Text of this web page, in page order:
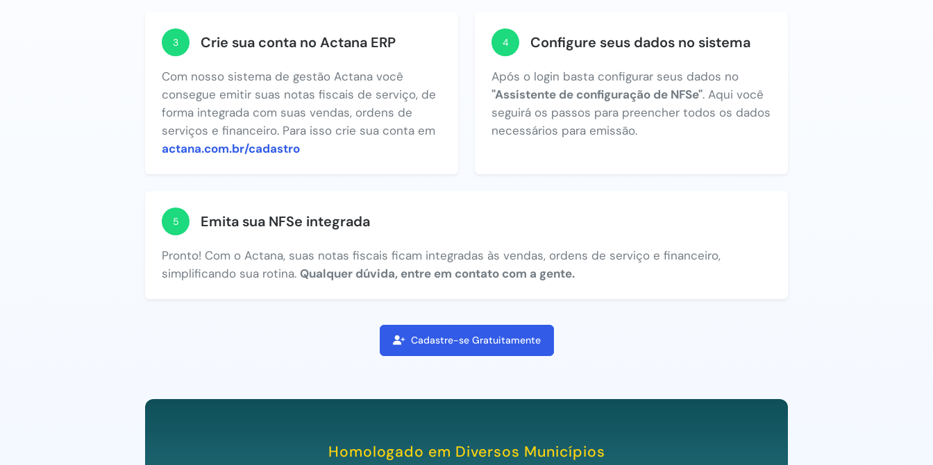
3 Crie sua conta no Actana ERP
Com nosso sistema de gestão Actana você
consegue emitir suas notas fiscais de serviço, de
forma integrada com suas vendas, ordens de
serviços e financeiro. Para isso crie sua conta em
actana.com.br/cadastro
4 Configure seus dados no sistema
Após o login basta configurar seus dados no
"Assistente de configuração de NFSe". Aqui você
seguirá os passos para preencher todos os dados
necessários para emissão.
5 Emita sua NFSe integrada
Pronto! Com o Actana, suas notas fiscais ficam integradas às vendas, ordens de serviço e financeiro,
simplificando sua rotina. Qualquer dúvida, entre em contato com a gente.
Cadastre-se Gratuitamente
Homologado em Diversos Municípios